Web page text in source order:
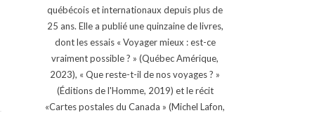
québécois et internationaux depuis plus de
25 ans. Elle a publié une quinzaine de livres,
dont les essais « Voyager mieux : est-ce
vraiment possible ? » (Québec Amérique,
2023), « Que reste-t-il de nos voyages ? »
(Éditions de l'Homme, 2019) et le récit
«Cartes postales du Canada » (Michel Lafon,